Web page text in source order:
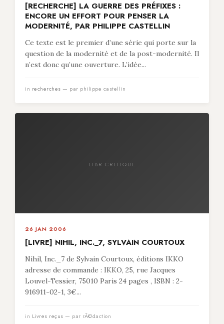
[RECHERCHE] LA GUERRE DES PRÉFIXES :
ENCORE UN EFFORT POUR PENSER LA
MODERNITÉ, PAR PHILIPPE CASTELLIN
Ce texte est le premier d’une série qui porte sur la
question de la modernité et de la post-modernité. Il
n’est donc qu’une ouverture. L’idée...
in recherches — par philippe castellin
LIBR-CRITIQUE
26 JAN 2006
[LIVRE] NIHIL, INC._7, SYLVAIN COURTOUX
Nihil, Inc._7 de Sylvain Courtoux, éditions IKKO
adresse de commande : IKKO, 25, rue Jacques
Louvel-Tessier, 75010 Paris 24 pages , ISBN : 2-
916911-02-1, 3€...
in Livres reçus — par rÃ©daction